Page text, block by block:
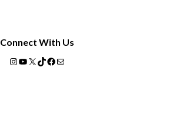
Connect With Us
Instagram
YouTube
X TikTok
Facebook
Mail